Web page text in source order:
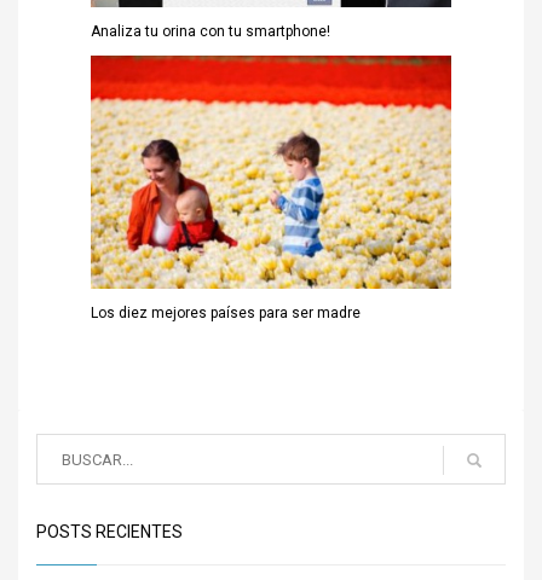
Analiza tu orina con tu smartphone!
Los diez mejores países para ser madre
POSTS RECIENTES